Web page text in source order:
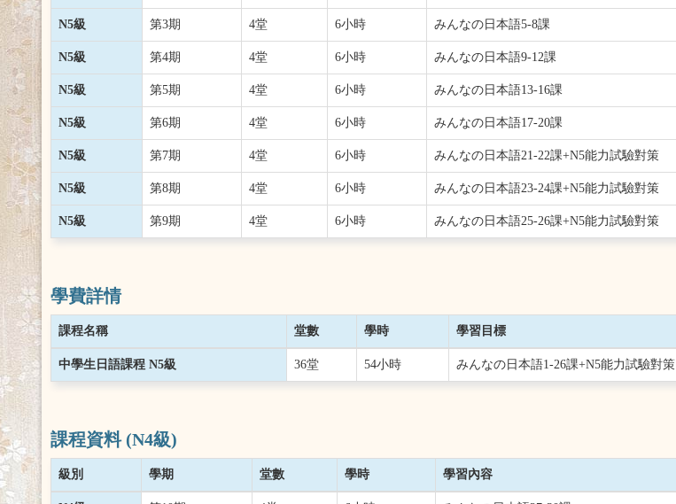
N5級 第3期 4堂 6小時 みんなの日本語5-8課
N5級 第4期 4堂 6小時 みんなの日本語9-12課
N5級 第5期 4堂 6小時 みんなの日本語13-16課
N5級 第6期 4堂 6小時 みんなの日本語17-20課
N5級 第7期 4堂 6小時 みんなの日本語21-22課+N5能力試驗對策
N5級 第8期 4堂 6小時 みんなの日本語23-24課+N5能力試驗對策
N5級 第9期 4堂 6小時 みんなの日本語25-26課+N5能力試驗對策
學費詳情
課程名稱 堂數 學時 學習目標
中學生日語課程 N5級 36堂 54小時 みんなの日本語1-26課+N5能力試驗對策
課程資料 (N4級)
級別 學期 堂數 學時 學習內容